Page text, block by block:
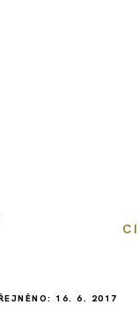
16. 6. 2017